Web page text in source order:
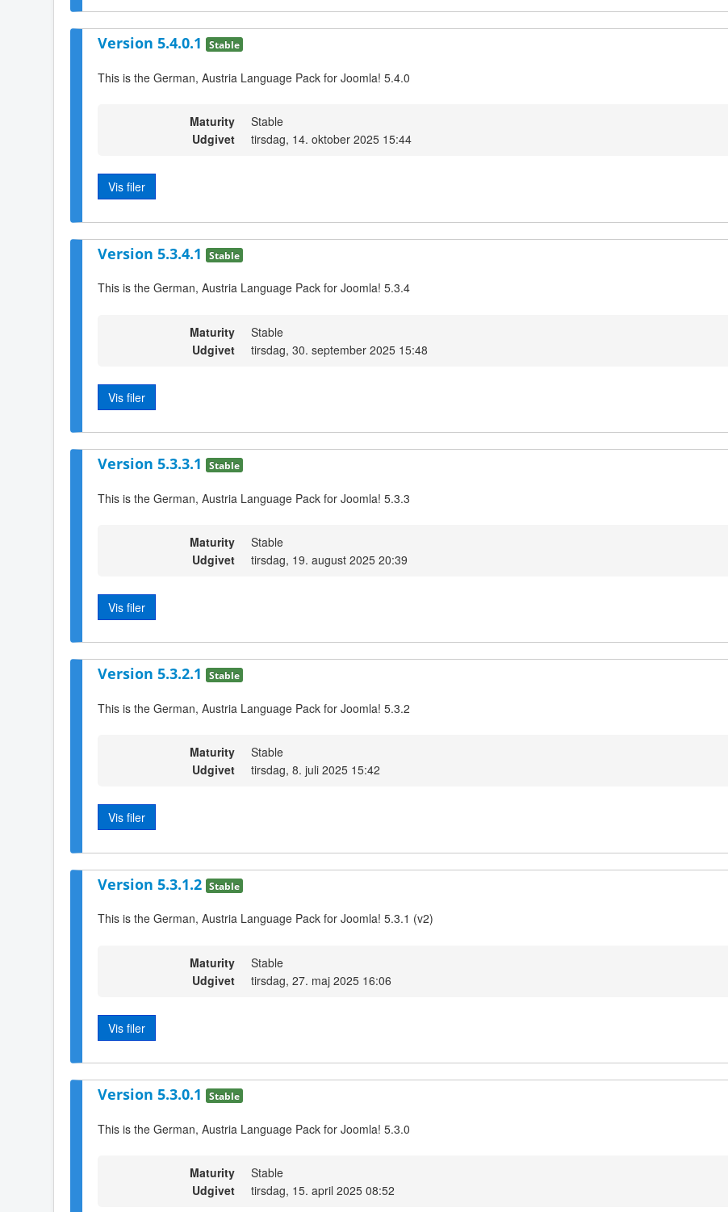
Version 5.4.0.1 Stable
This is the German, Austria Language Pack for Joomla! 5.4.0
Maturity
Stable
Udgivet
tirsdag, 14. oktober 2025 15:44
Vis filer
Version 5.3.4.1 Stable
This is the German, Austria Language Pack for Joomla! 5.3.4
Maturity
Stable
Udgivet
tirsdag, 30. september 2025 15:48
Vis filer
Version 5.3.3.1 Stable
This is the German, Austria Language Pack for Joomla! 5.3.3
Maturity
Stable
Udgivet
tirsdag, 19. august 2025 20:39
Vis filer
Version 5.3.2.1 Stable
This is the German, Austria Language Pack for Joomla! 5.3.2
Maturity
Stable
Udgivet
tirsdag, 8. juli 2025 15:42
Vis filer
Version 5.3.1.2 Stable
This is the German, Austria Language Pack for Joomla! 5.3.1 (v2)
Maturity
Stable
Udgivet
tirsdag, 27. maj 2025 16:06
Vis filer
Version 5.3.0.1 Stable
This is the German, Austria Language Pack for Joomla! 5.3.0
Maturity
Stable
Udgivet
tirsdag, 15. april 2025 08:52